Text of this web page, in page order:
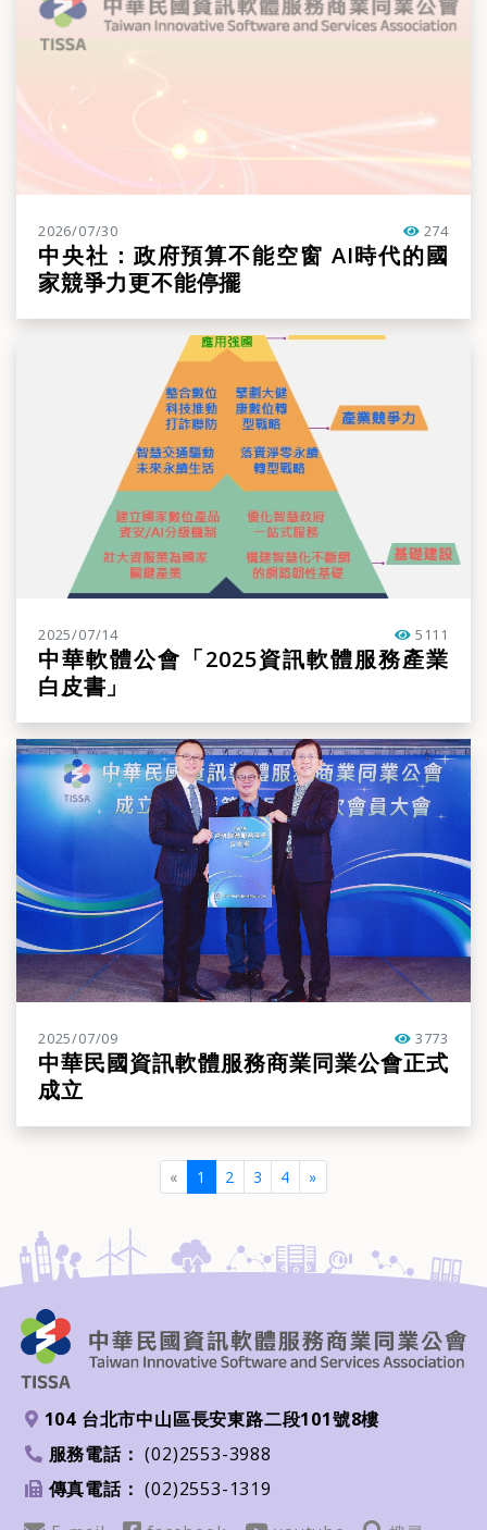
2026/07/30 點閱率
274
中央社：政府預算不能空窗 AI時代的國
家競爭力更不能停擺
2025/07/14 點閱率
5111
中華軟體公會「2025資訊軟體服務產業
白皮書」
2025/07/09 點閱率
3773
中華民國資訊軟體服務商業同業公會正式
成立
« 1 (current)
2 3 4 »
地址
104 台北市中山區長安東路二段101號8樓
電話
服務電話： (02)2553-3988
傳真
傳真電話： (02)2553-1319